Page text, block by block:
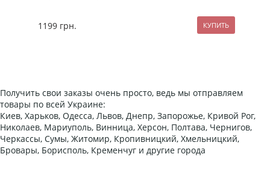
1199 грн.
Получить свои заказы очень просто, ведь мы отправляем
товары по всей Украине:
Киев, Харьков, Одесса, Львов, Днепр, Запорожье, Кривой Рог,
Николаев, Мариуполь, Винница, Херсон, Полтава, Чернигов,
Черкассы, Сумы, Житомир, Кропивницкий, Хмельницкий,
Бровары, Борисполь, Кременчуг и другие города